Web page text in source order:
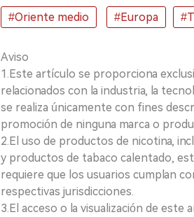
#Oriente medio #Europa
Aviso
1.Este artículo se proporciona
relacionados con la industria, la
se realiza únicamente con fines
promoción de ninguna marca o
2.El uso de productos de nicotina,
y productos de tabaco calentado,
requiere que los usuarios cumplan
respectivas jurisdicciones.
3.El acceso o la visualización de